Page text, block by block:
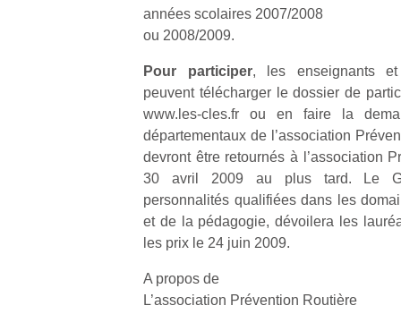
années scolaires 2007/2008
ou 2008/2009.
Pour participer, les enseignants et
peuvent télécharger le dossier de
www.les-cles.fr ou en faire la
départementaux de l’association
devront être retournés à l’association
30 avril 2009 au plus tard. Le
personnalités qualifiées dans les
et de la pédagogie, dévoilera les
les prix le 24 juin 2009.
A propos de
L’association Prévention Routière
enfants
débordent
souvent
Varier les
occupations
n’est pas
toujours
simple.
Conjuguer
divertissement,
activité
physique
ou
et avec le
jours, c’est
l’occasion
rêvée
pour les
enfants
de